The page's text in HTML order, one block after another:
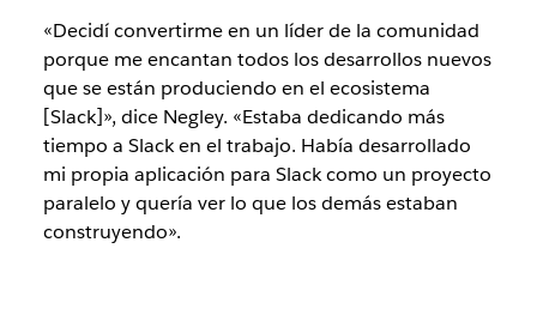
«Decidí convertirme en un líder de la comunidad
porque me encantan todos los desarrollos nuevos
que se están produciendo en el ecosistema
[Slack]», dice Negley. «Estaba dedicando más
tiempo a Slack en el trabajo. Había desarrollado
mi propia aplicación para Slack como un proyecto
paralelo y quería ver lo que los demás estaban
construyendo».